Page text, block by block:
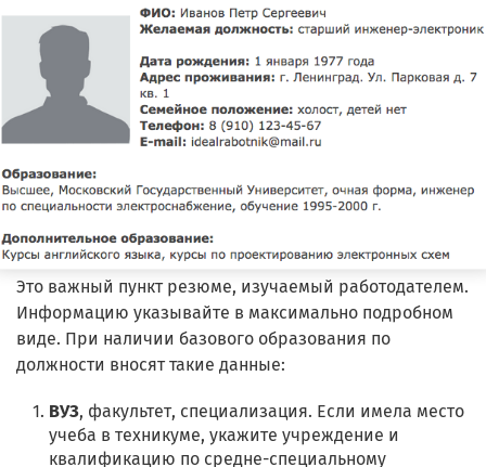
Это важный пункт резюме, изучаемый работодателем.
Информацию указывайте в максимально подробном
виде. При наличии базового образования по
должности вносят такие данные:
ВУЗ, факультет, специализация. Если имела место
учеба в техникуме, укажите учреждение и
квалификацию по средне-специальному